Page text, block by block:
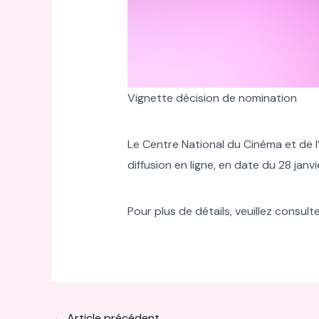
Vignette décision de nomination
Le Centre National du Cinéma et de
diffusion en ligne, en date du 28
Pour plus de détails, veuillez